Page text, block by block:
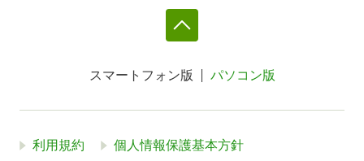
スマートフォン版 パソコン版
利用規約 個人情報保護基本方針